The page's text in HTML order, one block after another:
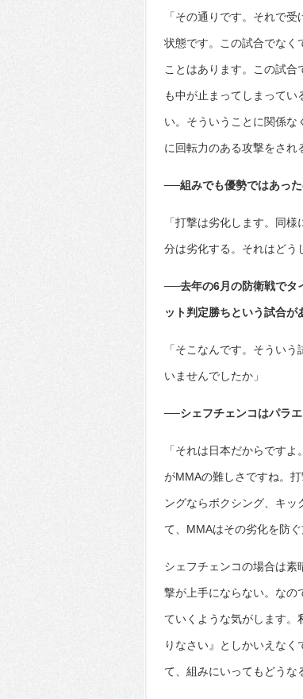
「その通りです。それで
状態です。この試合でなく
ことはあります。この試
も中が止まってしまって
い。そういうことに関係な
に回転力のある攻撃をされ
──組みでも優勢ではあった
「打撃は劣化します。同
分は劣化する。それはどう
──去年の6月の防衛戦でタ
ット判定勝ちという試合が
「そこなんです。そうい
いませんでしたか」
──シェフチェンコはパラエ
「それは日本だからです
がMMAの難しさですね。
ングならボクシング、キ
て、MMAはその劣化を防
シェフチェンコの場合は
撃が上手にならない。なの
ていくような気がします
りなさい』としかいえな
て、組みにいってもどうな